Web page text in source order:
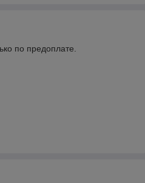
по предоплате.